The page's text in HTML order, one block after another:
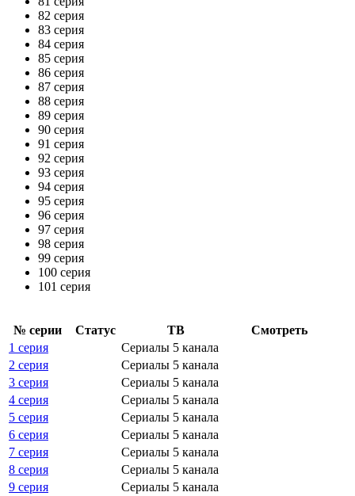
82 серия
83 серия
84 серия
85 серия
86 серия
87 серия
88 серия
89 серия
90 серия
91 серия
92 серия
93 серия
94 серия
95 серия
96 серия
97 серия
98 серия
99 серия
100 серия
101 серия
№ се­рии Ста­тус ТВ
Смот­реть
1 серия
Сериалы 5 канала
2 серия
Сериалы 5 канала
3 серия
Сериалы 5 канала
4 серия
Сериалы 5 канала
5 серия
Сериалы 5 канала
6 серия
Сериалы 5 канала
7 серия
Сериалы 5 канала
8 серия
Сериалы 5 канала
9 серия
Сериалы 5 канала